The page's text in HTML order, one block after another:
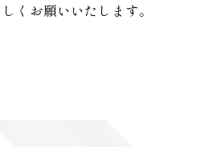
くお願いいたします。